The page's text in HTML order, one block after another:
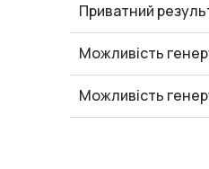
Приватний
Можливість
Можливість